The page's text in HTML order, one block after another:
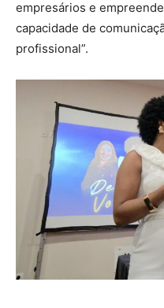
empresários e
capacidade de
profissional”.